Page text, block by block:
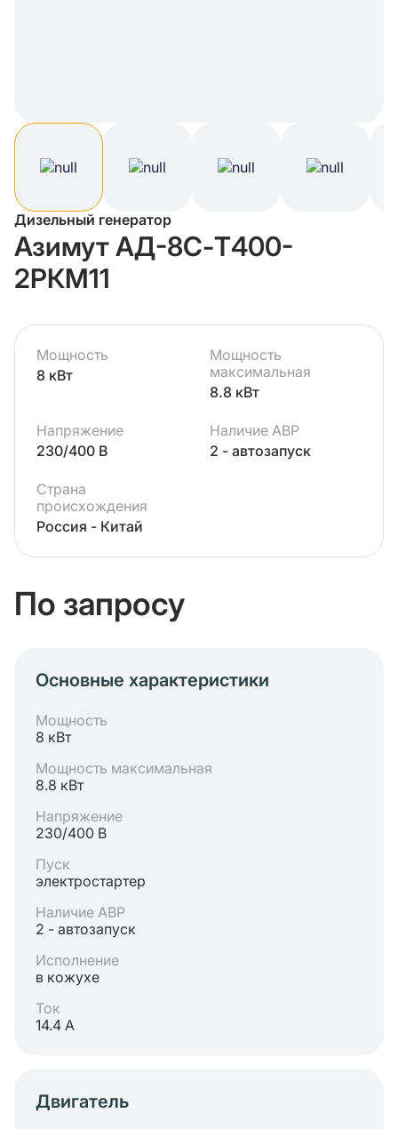
Дизельный генератор
Азимут АД-8С-Т400-
2РКМ11
Мощность
8 кВт
Мощность
максимальная
8.8 кВт
Напряжение
230/400 В
Наличие АВР
2 - автозапуск
Страна
происхождения
Россия - Китай
По запросу
Основные характеристики
Мощность
8 кВт
Мощность максимальная
8.8 кВт
Напряжение
230/400 В
Пуск
электростартер
Наличие АВР
2 - автозапуск
Исполнение
в кожухе
Ток
14.4 А
Двигатель